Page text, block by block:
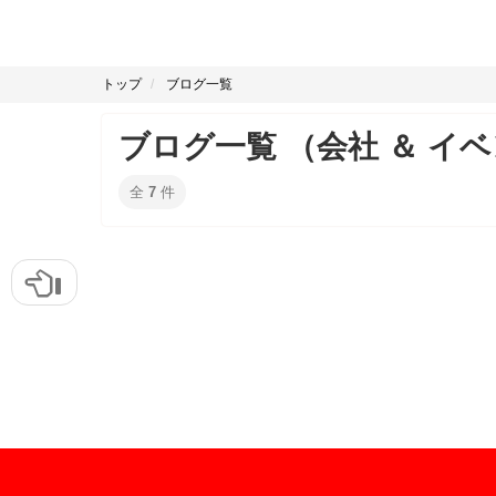
トップ ブログ一覧
ブログ一覧 （会社 ＆ イ
全 7 件